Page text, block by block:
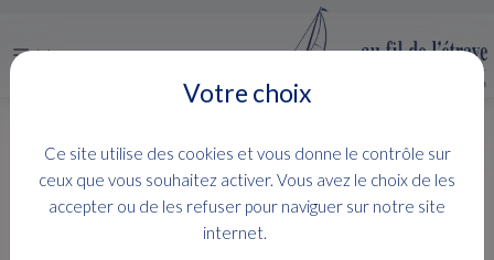
Menu
JEANNEAU YACHT 51
Votre choix
Ce site utilise des cookies et vous donne le contrôle sur
ceux que vous souhaitez activer. Vous avez le choix de les
accepter ou de les refuser pour naviguer sur notre site
internet.